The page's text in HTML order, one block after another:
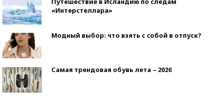
«Интерстеллара»
Модный выбор: что взять с собой в отпуск?
Самая трендовая обувь лета – 2026